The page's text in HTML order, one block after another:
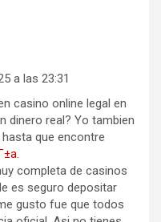
a las 23:31
casino online legal en
dinero real? Yo tambien
que encontre
.
completa de casinos
es seguro depositar
gusto fue que todos